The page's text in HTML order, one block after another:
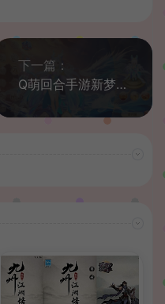
下一篇：
Q萌回合手游新梦幻诛仙15职业【醉月超变吞噬星空】最新整理单机一键即玩镜像端+Linux手工服务端+安卓苹果双端+GM后台+CDK授权后台+详细搭建教程